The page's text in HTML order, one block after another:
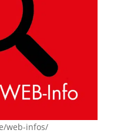
web-infos/